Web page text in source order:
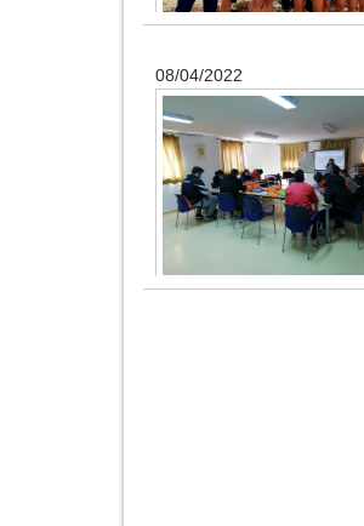
08/04/2022